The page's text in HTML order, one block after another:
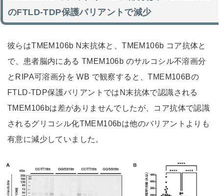
のFTLD-TDP保護バリアントで減少
彼らはTMEM106b N末抗体と、TMEM106b コア抗体と
で、患者脳内にある TMEM106b のサルコシル不溶画分
とRIPA可溶画分を WB で観察すると、TMEM106Bの
FTLD-TDP保護バリアントではN末抗体で認識される
TMEM106bは差がありませんでしたが、コア抗体で認識
されるグリコシル化TMEM106bは他のバリアントよりも
有意に減少していました。